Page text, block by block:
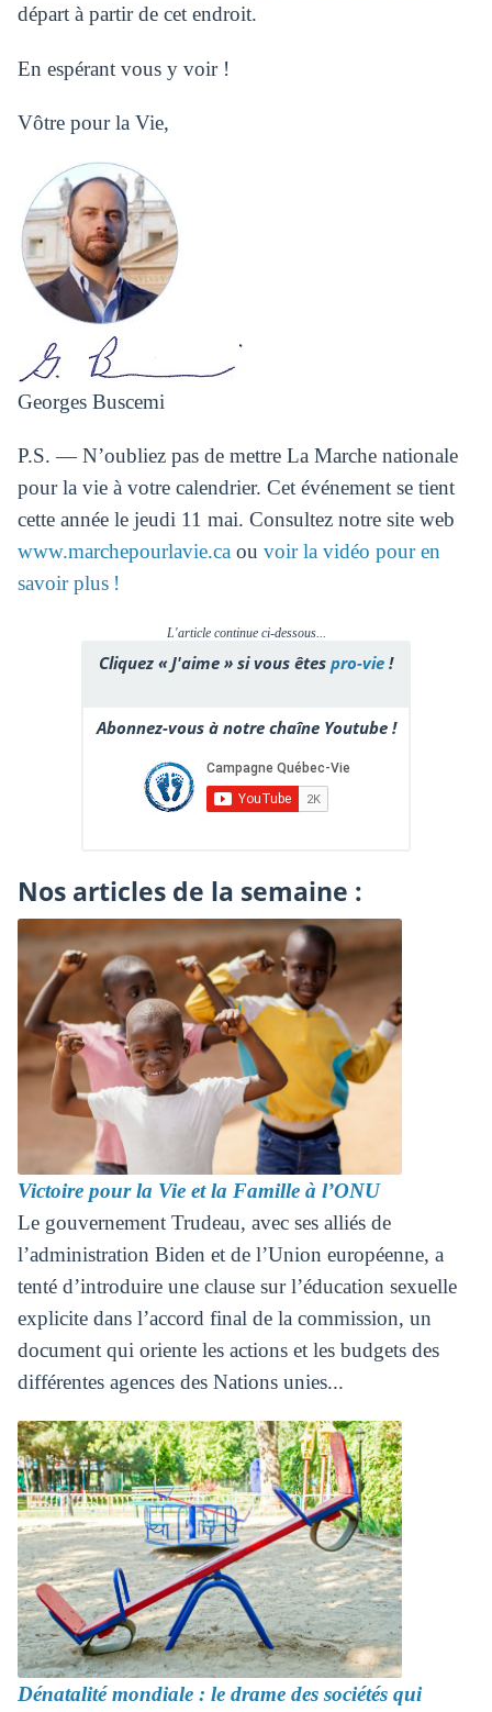
départ à partir de cet endroit.
En espérant vous y voir !
Vôtre pour la Vie,
Georges Buscemi
P.S. — N’oubliez pas de mettre La Marche nationale
pour la vie à votre calendrier. Cet événement se tient
cette année le jeudi 11 mai. Consultez notre site web
www.marchepourlavie.caou voir la vidéo pour en
savoir plus !
L'article continue ci-dessous...
Cliquez « J'aime » si vous êtes pro-vie !
Abonnez-vous à notre chaîne Youtube !
Nos articles de la semaine :
Victoire pour la Vie et la Famille à l’ONU
Le gouvernement Trudeau, avec ses alliés de
l’administration Biden et de l’Union européenne, a
tenté d’introduire une clause sur l’éducation sexuelle
explicite dans l’accord final de la commission, un
document qui oriente les actions et les budgets des
différentes agences des Nations unies...
Dénatalité mondiale : le drame des sociétés qui